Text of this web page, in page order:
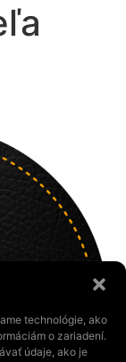
technológie, ako
o zariadení.
údaje, ako je